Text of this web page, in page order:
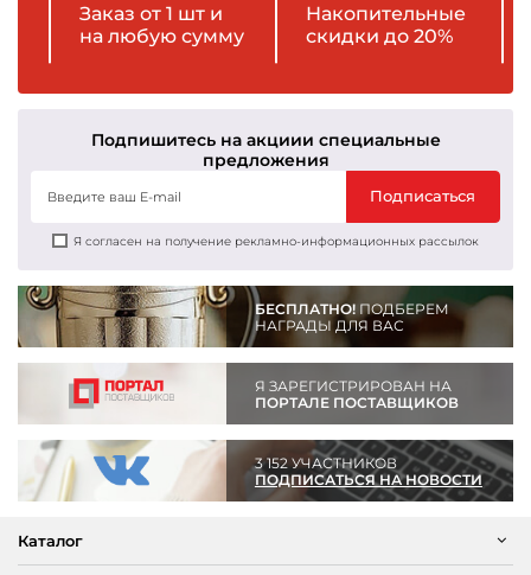
Заказ от 1 шт и
на любую сумму
Накопительные
скидки до 20%
Подпишитесь на акциии специальные
предложения
Подписаться
Я согласен на получение рекламно-информационных рассылок
БЕСПЛАТНО!ПОДБЕРЕМ
НАГРАДЫ ДЛЯ ВАС
Я ЗАРЕГИСТРИРОВАН НА
ПОРТАЛЕ ПОСТАВЩИКОВ
3 152 УЧАСТНИКОВ
ПОДПИСАТЬСЯ НА НОВОСТИ
Каталог